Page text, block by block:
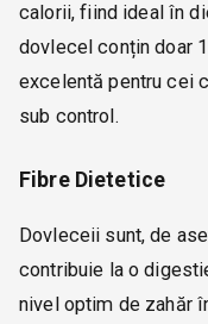
calorii, fiind ideal în
dovlecel conțin doar
excelentă pentru cei
sub control.
Fibre Dietetice
Dovleceii sunt, de
contribuie la o
nivel optim de zahăr